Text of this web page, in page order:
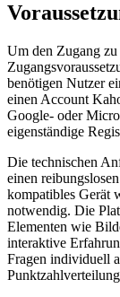
Um den Zugang zu
benötigen Nutzer
einen Account
Google- oder
eigenständige
Die technischen
einen
kompatibles Gerät
notwendig. Die
Elementen wie
interaktive
Fragen individuell